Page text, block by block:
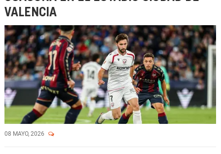
VALENCIA
08 MAYO, 2026